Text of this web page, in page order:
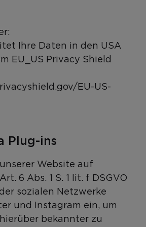
Ihre Daten in den USA
EU_US Privacy Shield
EU-US-
Plug-ins
Website auf
6 Abs. 1 S. 1 lit. f DSGVO
sozialen Netzwerke
und Instagram ein, um
bekannter zu